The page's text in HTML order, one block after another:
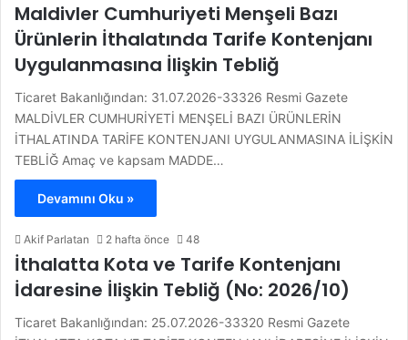
Maldivler Cumhuriyeti Menşeli Bazı
Ürünlerin İthalatında Tarife Kontenjanı
Uygulanmasına İlişkin Tebliğ
Ticaret Bakanlığından: 31.07.2026-33326 Resmi Gazete
MALDİVLER CUMHURİYETİ MENŞELİ BAZI ÜRÜNLERİN
İTHALATINDA TARİFE KONTENJANI UYGULANMASINA İLİŞKİN
TEBLİĞ Amaç ve kapsam MADDE…
Devamını Oku »
Akif Parlatan 2 hafta önce 48
İthalatta Kota ve Tarife Kontenjanı
İdaresine İlişkin Tebliğ (No: 2026/10)
Ticaret Bakanlığından: 25.07.2026-33320 Resmi Gazete